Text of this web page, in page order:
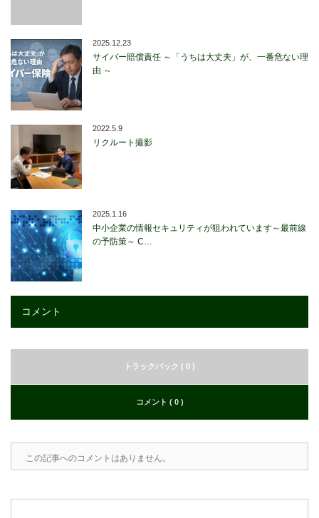
2025.12.23
サイバー賠償責任 ～「うちは大丈夫」が、一番危ない理
由 ～
2022.5.9
リクルート撮影
2025.1.16
中小企業の情報セキュリティが狙われています～最前線
の予防策～ C…
コメント
トラックバック ( 0 )
コメント ( 0 )
この記事へのコメントはありません。